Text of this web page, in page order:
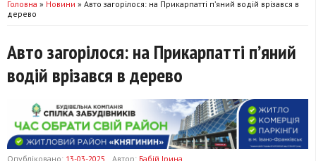
Головна » Новини » Авто загорілося: на Прикарпатті п’яний водій врізався в
дерево
Авто загорілося: на Прикарпатті п’яний
водій врізався в дерево
Опубліковано: 13-03-2025 Автор: Бабій Ірина